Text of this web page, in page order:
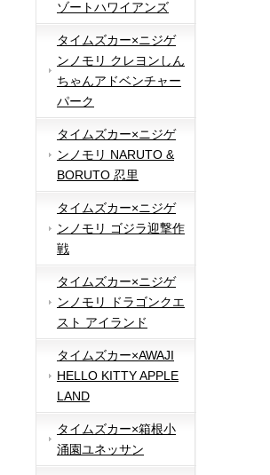
ゾートハワイアンズ
タイムズカー×ニジゲ
ンノモリ クレヨンしん
ちゃんアドベンチャー
パーク
タイムズカー×ニジゲ
ンノモリ NARUTO &
BORUTO 忍里
タイムズカー×ニジゲ
ンノモリ ゴジラ迎撃作
戦
タイムズカー×ニジゲ
ンノモリ ドラゴンクエ
スト アイランド
タイムズカー×AWAJI
HELLO KITTY APPLE
LAND
タイムズカー×箱根小
涌園ユネッサン